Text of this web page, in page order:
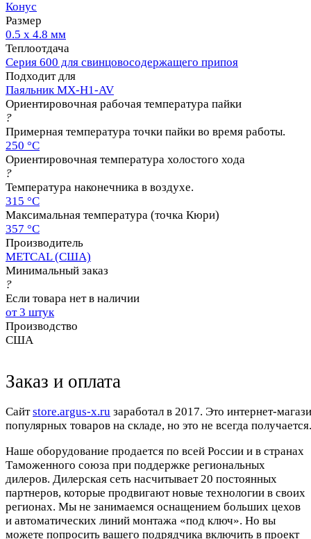
Конус
Размер
0.5 х 4.8 мм
Теплоотдача
Серия 600 для свинцовосодержащего припоя
Подходит для
Паяльник MX-H1-AV
Ориентировочная рабочая температура пайки
?
Примерная температура точки пайки во время работы.
250 °C
Ориентировочная температура холостого хода
?
Температура наконечника в воздухе.
315 °C
Максимальная температура (точка Кюри)
357 °C
Производитель
METCAL (США)
Минимальный заказ
?
Если товара нет в наличии
от 3 штук
Производство
США
Заказ и оплата
Cайтstore.argus-x.ru заработал в 2017. Это интернет-
популярных товаров на складе, но это не всегда
Наше оборудование продается по всей России и в странах
Таможенного союза при поддержке региональных
дилеров. Дилерская сеть насчитывает 20 постоянных
партнеров, которые продвигают новые технологии в своих
регионах. Мы не занимаемся оснащением больших цехов
и автоматических линий монтажа «под ключ». Но вы
можете попросить вашего подрядчика включить в проект